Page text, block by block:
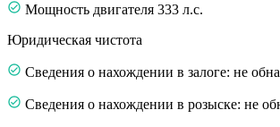
Мощность двигателя 333 л.с.
Юридическая чистота
Сведения о нахождении в залоге: не
Сведения о нахождении в розыске: не